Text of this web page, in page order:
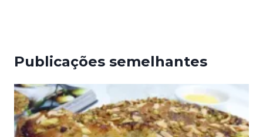
Publicações semelhantes